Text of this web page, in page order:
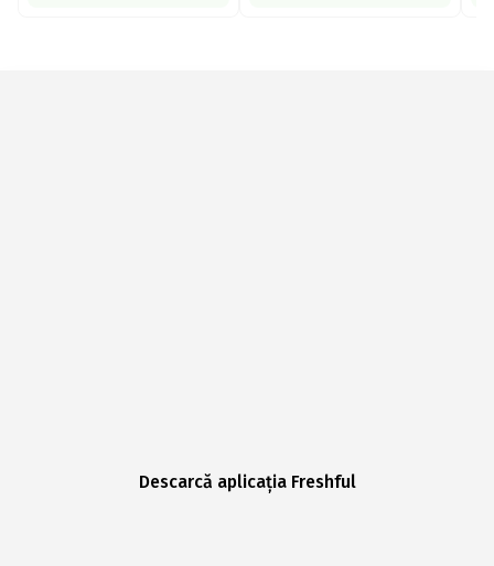
Descarcă aplicația Freshful